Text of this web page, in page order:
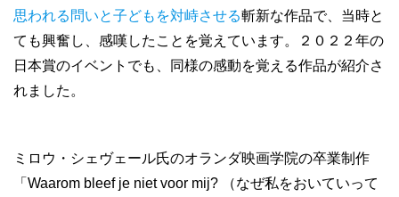
思われる問いと子どもを対峙させる斬新な作品で、当時と
ても興奮し、感嘆したことを覚えています。２０２２年の
日本賞のイベントでも、同様の感動を覚える作品が紹介さ
れました。
ミロウ・シェヴェール氏のオランダ映画学院の卒業制作
「Waarom bleef je niet voor mij? （なぜ私をおいていって